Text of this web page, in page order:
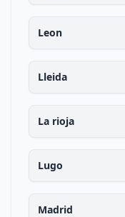
Leon
Lleida
La rioja
Lugo
Madrid